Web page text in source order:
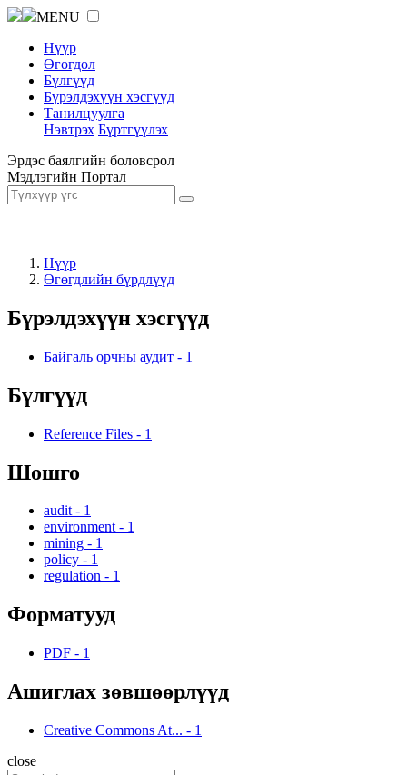
MENU
Нүүр
Өгөгдөл
Бүлгүүд
Бүрэлдэхүүн хэсгүүд
Танилцуулга
Нэвтрэх Бүртгүүлэх
Эрдэс баялгийн боловсрол
Мэдлэгийн Портал
Нүүр
Өгөгдлийн бүрдлүүд
Бүрэлдэхүүн хэсгүүд
Байгаль орчны аудит - 1
Бүлгүүд
Reference Files - 1
Шошго
audit - 1
environment - 1
mining - 1
policy - 1
regulation - 1
Форматууд
PDF - 1
Ашиглах зөвшөөрлүүд
Creative Commons At... - 1
close